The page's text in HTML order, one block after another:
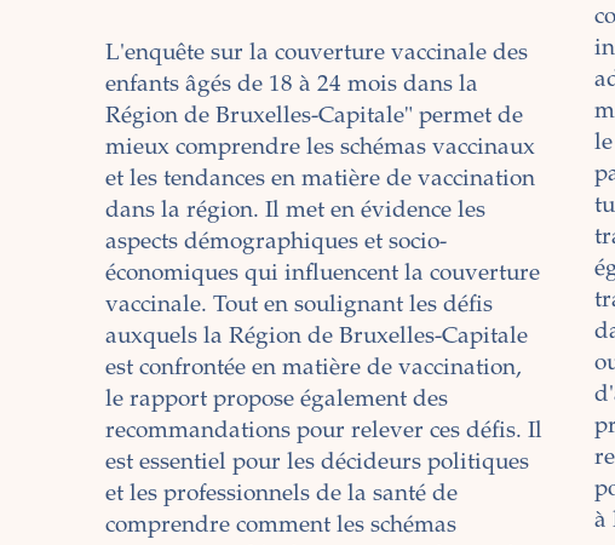
L'enquête sur la couverture vaccinale des
enfants âgés de 18 à 24 mois dans la
Région de Bruxelles-Capitale" permet de
mieux comprendre les schémas vaccinaux
et les tendances en matière de vaccination
dans la région. Il met en évidence les
aspects démographiques et socio-
économiques qui influencent la couverture
vaccinale. Tout en soulignant les défis
auxquels la Région de Bruxelles-Capitale
est confrontée en matière de vaccination,
le rapport propose également des
recommandations pour relever ces défis. Il
est essentiel pour les décideurs politiques
et les professionnels de la santé de
comprendre comment les schémas
à